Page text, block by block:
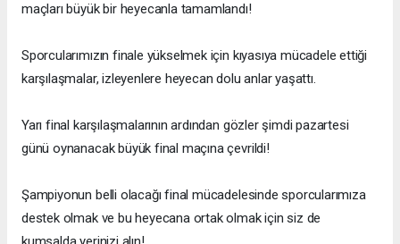
maçları büyük bir heyecanla tamamlandı!
Sporcularımızın finale yükselmek için kıyasıya mücadele ettiği
karşılaşmalar, izleyenlere heyecan dolu anlar yaşattı.
Yarı final karşılaşmalarının ardından gözler şimdi pazartesi
günü oynanacak büyük final maçına çevrildi!
Şampiyonun belli olacağı final mücadelesinde sporcularımıza
destek olmak ve bu heyecana ortak olmak için siz de